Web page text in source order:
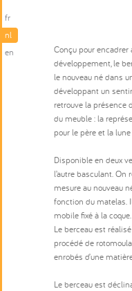
fr
nl
en
Conçu pour encadrer
développement, le
le nouveau né dans
développant un
retrouve la présence
du meuble : la
pour le père et la
Disponible en deux
l’autre basculant.
mesure au nouveau
fonction du matelas.
mobile fixé à la coque.
Le berceau est
procédé de
enrobés d’une
Le berceau est